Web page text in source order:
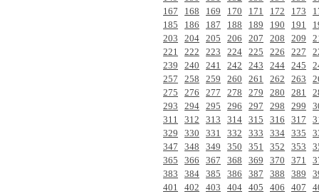
167
168 169 170 171 172 173
185
186 187 188 189 190 191
203
204 205 206 207 208 209
221
222 223 224 225 226 227
239
240 241 242 243 244 245
257
258 259 260 261 262 263
275
276 277 278 279 280 281
293
294 295 296 297 298 299
311
312 313 314 315 316 317
329
330 331 332 333 334 335
347
348 349 350 351 352 353
365
366 367 368 369 370 371
383
384 385 386 387 388 389
401
402 403 404 405 406 407